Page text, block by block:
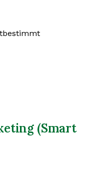
(Smart